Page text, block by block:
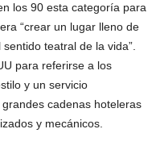
los 90 esta categoría para
“crear un lugar lleno de
teatral de la vida”.
para referirse a los
y un servicio
cadenas hoteleras
y mecánicos.